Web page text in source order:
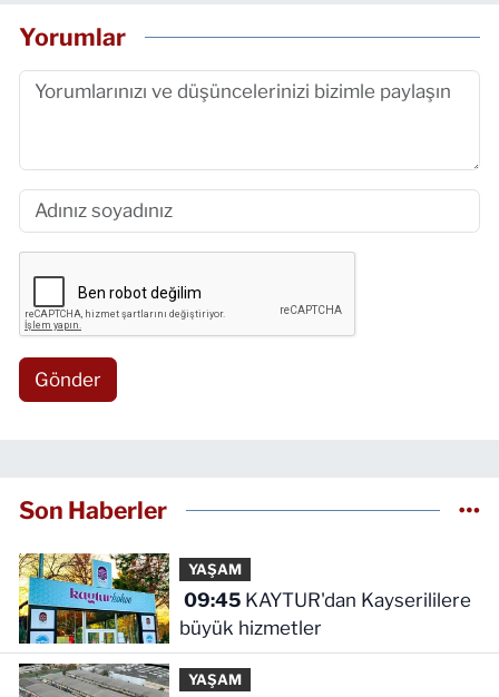
Yorumlar
Gönder
Son Haberler
YAŞAM
09:45KAYTUR'dan Kayserililere
büyük hizmetler
YAŞAM